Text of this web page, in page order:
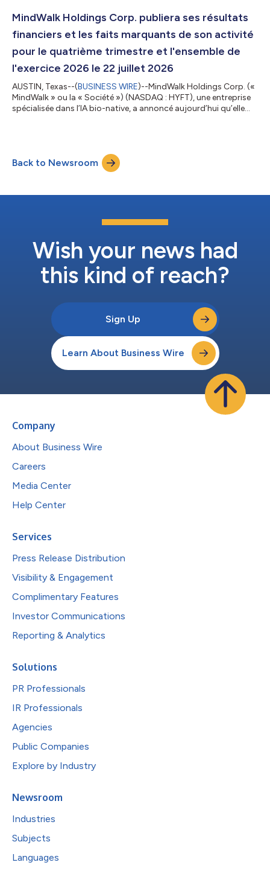
en glissement annuel, la marge brute a augmenté, la perte n...
MindWalk Holdings Corp. publiera ses résultats
financiers et les faits marquants de son activité
pour le quatrième trimestre et l'ensemble de
l'exercice 2026 le 22 juillet 2026
AUSTIN, Texas--(BUSINESS WIRE)--MindWalk Holdings Corp. («
MindWalk » ou la « Société ») (NASDAQ : HYFT), une entreprise
spécialisée dans l’IA bio-native, a annoncé aujourd’hui qu’elle
Les résultats financiers seront publiés dans un communiqué de
presse avant la conférence téléphonique, qui compren...
Back to Newsroom
Wish your news had
this kind of reach?
Sign Up
Learn About Business Wire
Company
About Business Wire
Careers
Media Center
Help Center
Services
Press Release Distribution
Visibility & Engagement
Complimentary Features
Investor Communications
Reporting & Analytics
Solutions
PR Professionals
IR Professionals
Agencies
Public Companies
Explore by Industry
Newsroom
Industries
Subjects
Languages